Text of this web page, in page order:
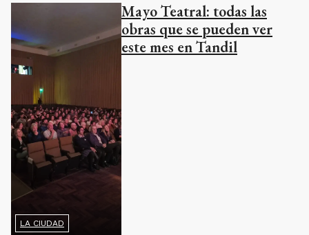
LA CIUDAD
Mayo Teatral: todas las
obras que se pueden ver
este mes en Tandil